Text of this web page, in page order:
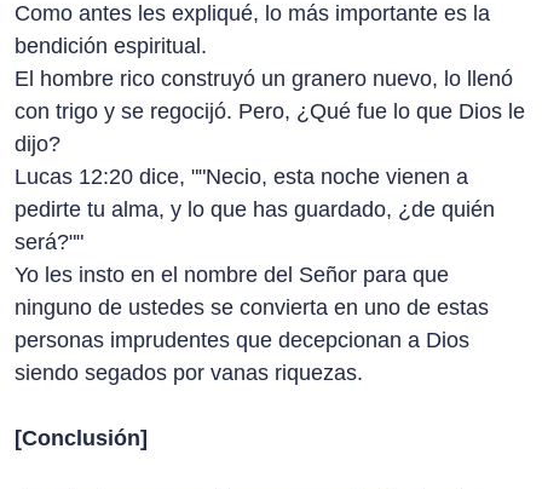
Como antes les expliqué, lo más importante es la
bendición espiritual.
El hombre rico construyó un granero nuevo, lo llenó
con trigo y se regocijó. Pero, ¿Qué fue lo que Dios le
dijo?
Lucas 12:20 dice, ""Necio, esta noche vienen a
pedirte tu alma, y lo que has guardado, ¿de quién
será?""
Yo les insto en el nombre del Señor para que
ninguno de ustedes se convierta en uno de estas
personas imprudentes que decepcionan a Dios
siendo segados por vanas riquezas.
[Conclusión]